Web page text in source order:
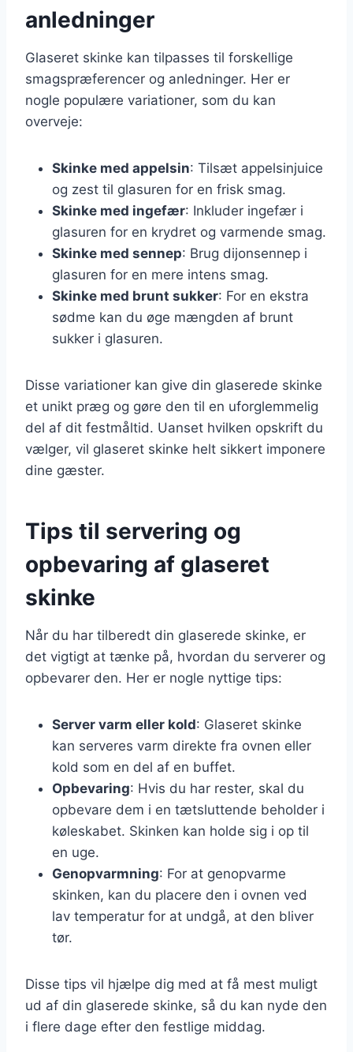
anledninger
Glaseret skinke kan tilpasses til forskellige
smagspræferencer og anledninger. Her er
nogle populære variationer, som du kan
overveje:
Skinke med appelsin: Tilsæt appelsinjuice
og zest til glasuren for en frisk smag.
Skinke med ingefær: Inkluder ingefær i
glasuren for en krydret og varmende smag.
Skinke med sennep: Brug dijonsennep i
glasuren for en mere intens smag.
Skinke med brunt sukker: For en ekstra
sødme kan du øge mængden af brunt
sukker i glasuren.
Disse variationer kan give din glaserede skinke
et unikt præg og gøre den til en uforglemmelig
del af dit festmåltid. Uanset hvilken opskrift du
vælger, vil glaseret skinke helt sikkert imponere
dine gæster.
Tips til servering og
opbevaring af glaseret
skinke
Når du har tilberedt din glaserede skinke, er
det vigtigt at tænke på, hvordan du serverer og
opbevarer den. Her er nogle nyttige tips:
Server varm eller kold: Glaseret skinke
kan serveres varm direkte fra ovnen eller
kold som en del af en buffet.
Opbevaring: Hvis du har rester, skal du
opbevare dem i en tætsluttende beholder i
køleskabet. Skinken kan holde sig i op til
en uge.
Genopvarmning: For at genopvarme
skinken, kan du placere den i ovnen ved
lav temperatur for at undgå, at den bliver
tør.
Disse tips vil hjælpe dig med at få mest muligt
ud af din glaserede skinke, så du kan nyde den
i flere dage efter den festlige middag.